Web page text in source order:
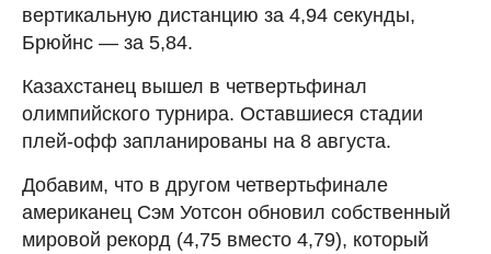
вертикальную дистанцию за 4,94 секунды,
Брюйнс — за 5,84.
Казахстанец вышел в четвертьфинал
олимпийского турнира. Оставшиеся стадии
плей-офф запланированы на 8 августа.
Добавим, что в другом четвертьфинале
американец Сэм Уотсон обновил собственный
мировой рекорд (4,75 вместо 4,79), который